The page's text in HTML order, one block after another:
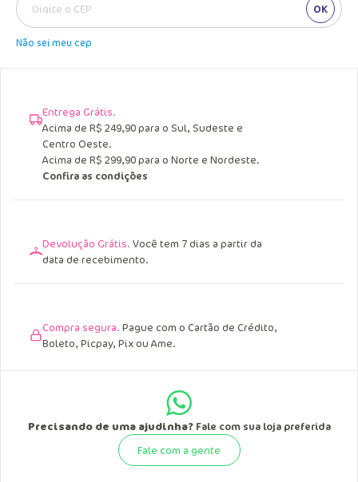
OK
Não sei meu cep
Entrega Grátis.
Acima de R$ 249,90 para o Sul, Sudeste e
Centro Oeste.
Acima de R$ 299,90 para o Norte e Nordeste.
Confira as condições
Devolução Grátis. Você tem 7 dias a partir da
data de recebimento.
Compra segura. Pague com o Cartão de Crédito,
Boleto, Picpay, Pix ou Ame.
Precisando de uma ajudinha?Fale com sua loja preferida
Fale com a gente